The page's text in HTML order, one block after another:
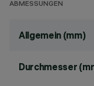
ABMESSUNGEN
Allgemein (mm)
Durchmesser